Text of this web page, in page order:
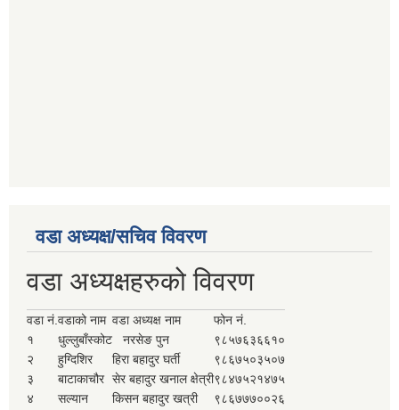
वडा अध्यक्ष/सचिव विवरण
वडा अध्यक्षहरुको विवरण
वडा नं.वडाको नाम वडा अध्यक्ष नाम
फोन नं.
१
धुल्लुबाँस्कोट नरसेङ पुन
९८५७६३६६१०
२
हुग्दिशिर हिरा बहादुर घर्ती
९८६७५०३५०७
३
बाटाकाचौर सेर बहादुर खनाल क्षेत्री९८४७५२१४७५
४
सल्यान किसन बहादुर खत्री
९८६७७७००२६